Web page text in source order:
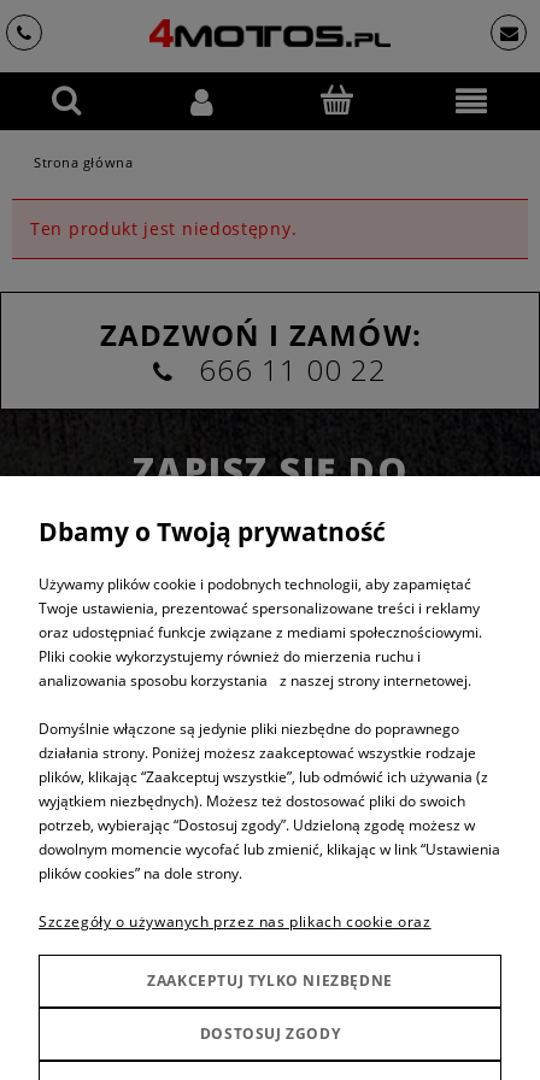
Strona główna
Ten produkt jest niedostępny.
ZADZWOŃ I ZAMÓW:
666 11 00 22
ZAPISZ SIĘ DO
NEWSLETTERA
ZAPISZ SIĘ
Informacje
Pomoc
Sprzedaż produktów
Inne
Producenci
Dbamy o Twoją prywatność
Używamy plików cookie i podobnych technologii, aby zapamiętać
Twoje ustawienia, prezentować spersonalizowane treści i reklamy
oraz udostępniać funkcje związane z mediami społecznościowymi.
Pliki cookie wykorzystujemy również do mierzenia ruchu i
analizowania sposobu korzystania z naszej strony internetowej.
Domyślnie włączone są jedynie pliki niezbędne do poprawnego
działania strony. Poniżej możesz zaakceptować wszystkie rodzaje
plików, klikając “Zaakceptuj wszystkie”, lub odmówić ich używania (z
wyjątkiem niezbędnych). Możesz też dostosować pliki do swoich
potrzeb, wybierając “Dostosuj zgody”. Udzieloną zgodę możesz w
dowolnym momencie wycofać lub zmienić, klikając w link “Ustawienia
plików cookies” na dole strony.
Szczegóły o używanych przez nas plikach cookie oraz
ZAAKCEPTUJ TYLKO NIEZBĘDNE
DOSTOSUJ ZGODY